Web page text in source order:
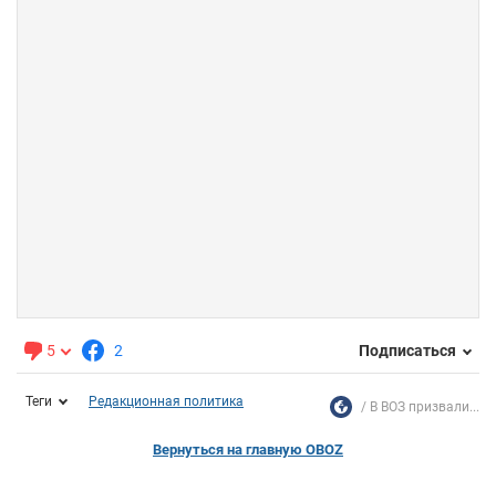
5 2 Подписаться
Теги Редакционная политика В ВОЗ призвали...
Вернуться на главную OBOZ